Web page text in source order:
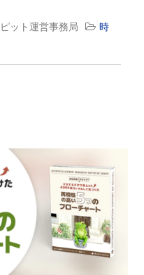
ット運営事務局
時